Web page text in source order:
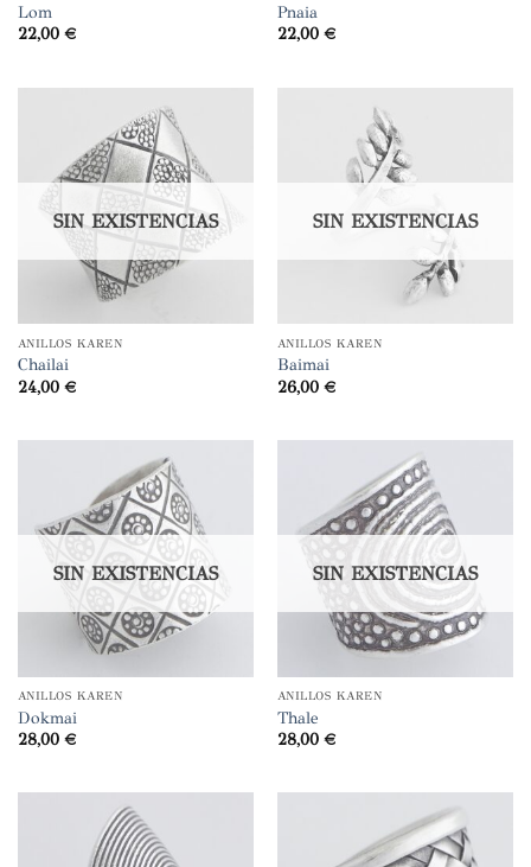
Lom
22,00 €
Pnaia
22,00 €
SIN EXISTENCIAS
ANILLOS KAREN
Chailai
24,00 €
SIN EXISTENCIAS
ANILLOS KAREN
Baimai
26,00 €
SIN EXISTENCIAS
ANILLOS KAREN
Dokmai
28,00 €
SIN EXISTENCIAS
ANILLOS KAREN
Thale
28,00 €